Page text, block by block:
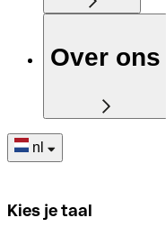
Over ons
nl
Kies je taal